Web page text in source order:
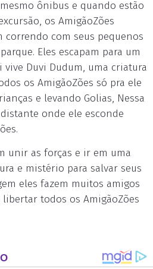
ônibus e quando estão
os AmigãoZões
correndo com seus pequenos
Eles escapam para um
Duvi Dudum, uma criatura
os AmigãoZões só pra ele
e levando Golias, Nessa
onde ele esconde
unir as forças e ir em uma
e mistério para salvar seus
eles fazem muitos amigos
todos os AmigãoZões